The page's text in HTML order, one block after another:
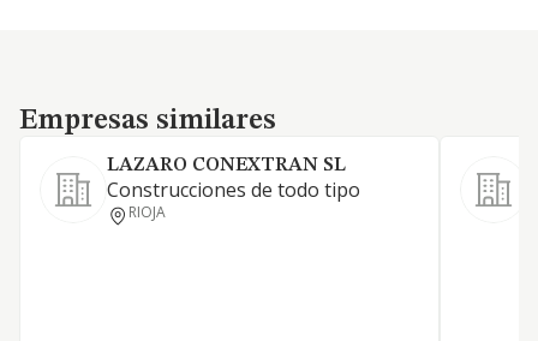
Empresas similares
Empresas similares
LAZARO CONEXTRAN SL
Construcciones de todo tipo
RIOJA